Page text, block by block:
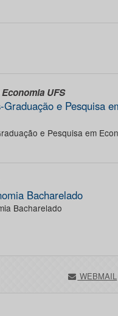
UFS
Graduação e Pesquisa
e Pesquisa em
Bacharelado
Bacharelado
WEBMAIL